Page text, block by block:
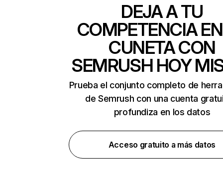
DEJA A TU
COMPETENCIA
CUNETA CON
SEMRUSH HOY
Prueba el conjunto completo de
de Semrush con una cuenta
profundiza en los datos
Acceso gratuito a más datos